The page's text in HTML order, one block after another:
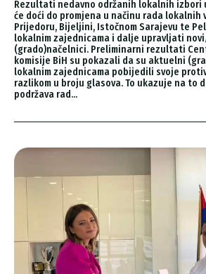
Rezultati nedavno održanih lokalnih izbori
će doći do promjena u načinu rada lokalnih
Prijedoru, Bijeljini, Istočnom Sarajevu te
lokalnim zajednicama i dalje upravljati
(grado)načelnici. Preliminarni rezultati Centralne izborne
komisije BiH su pokazali da su aktuelni
lokalnim zajednicama pobijedili svoje
razlikom u broju glasova. To ukazuje na to da većina birača
podržava rad...